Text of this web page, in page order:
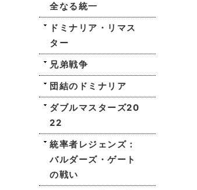
全なる統一
ドミナリア・リマス
ター
兄弟戦争
団結のドミナリア
ダブルマスターズ20
22
統率者レジェンズ：
バルダーズ・ゲート
の戦い